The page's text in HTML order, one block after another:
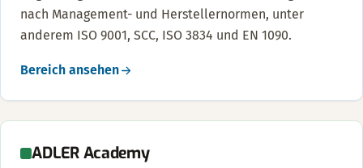
nach Management- und Herstellernormen, unter
anderem ISO 9001, SCC, ISO 3834 und EN 1090.
Bereich ansehen
ADLER Academy